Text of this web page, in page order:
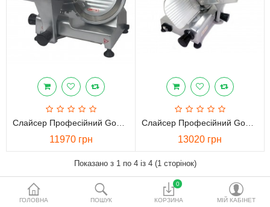
Порівняти Список бажань
Валюта
ГОЛОВНА ПОШУК
0
КОРЗИНА МІЙ КАБІНЕТ
11970 грн 13020 грн
Показано з 1 по 4 із 4 (1 сторінок)